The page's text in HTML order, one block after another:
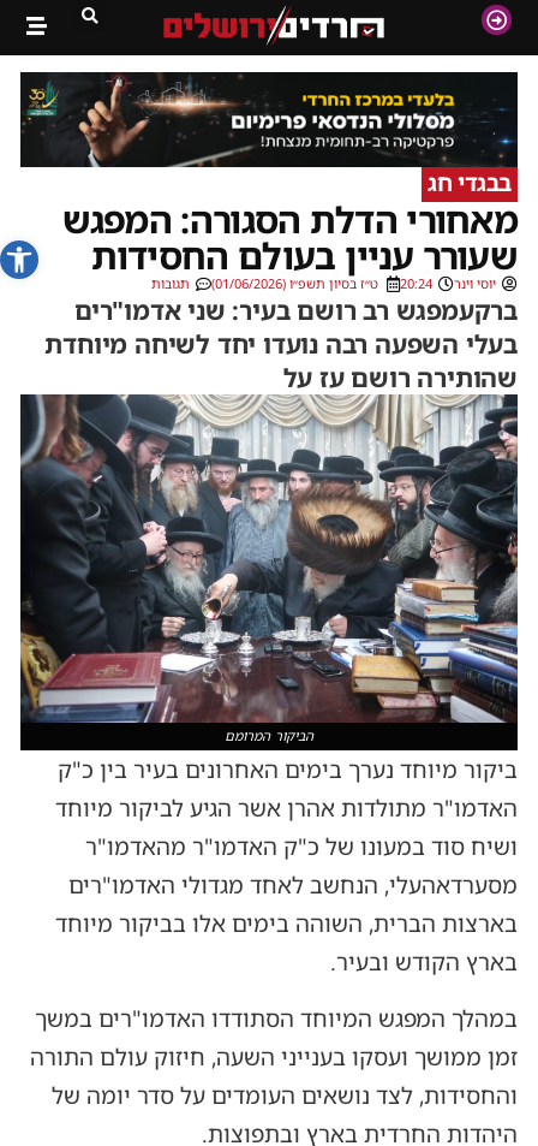
פתח
בבגדי חג
מאחורי הדלת הסגורה: המפגש
שעורר עניין בעולם החסידות
יוסי וינר 20:24 ט״ז בסיון תשפ״ו (01/06/2026) תגובות
ברקעמפגש רב רושם בעיר: שני אדמו"רים
בעלי השפעה רבה נועדו יחד לשיחה מיוחדת
שהותירה רושם עז על
הביקור המרומם
ביקור מיוחד נערך בימים האחרונים בעיר בין כ"ק
האדמו"ר מתולדות אהרן אשר הגיע לביקור מיוחד
ושיח סוד במעונו של כ"ק האדמו"ר מהאדמו"ר
מסערדאהעלי, הנחשב לאחד מגדולי האדמו"רים
בארצות הברית, השוהה בימים אלו בביקור מיוחד
בארץ הקודש ובעיר.
במהלך המפגש המיוחד הסתודדו האדמו"רים במשך
זמן ממושך ועסקו בענייני השעה, חיזוק עולם התורה
והחסידות, לצד נושאים העומדים על סדר יומה של
היהדות החרדית בארץ ובתפוצות.